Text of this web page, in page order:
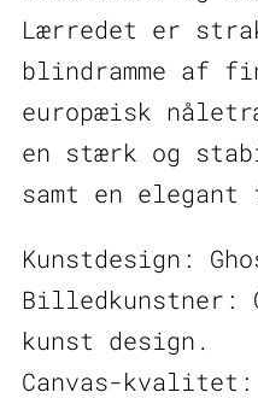
Lærredet er
blindramme af
europæisk
en stærk og
samt en
Kunstdesign:
Billedkunstner:
kunst design.
Canvas-kvalitet: